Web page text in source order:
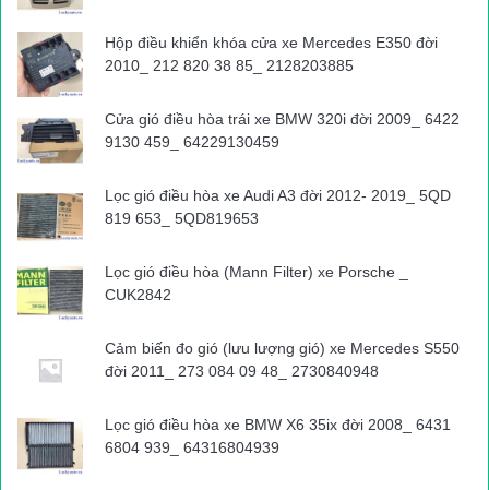
Hộp điều khiển khóa cửa xe Mercedes E350 đời
2010_ 212 820 38 85_ 2128203885
Cửa gió điều hòa trái xe BMW 320i đời 2009_ 6422
9130 459_ 64229130459
Lọc gió điều hòa xe Audi A3 đời 2012- 2019_ 5QD
819 653_ 5QD819653
Lọc gió điều hòa (Mann Filter) xe Porsche _
CUK2842
Cảm biến đo gió (lưu lượng gió) xe Mercedes S550
đời 2011_ 273 084 09 48_ 2730840948
Lọc gió điều hòa xe BMW X6 35ix đời 2008_ 6431
6804 939_ 64316804939